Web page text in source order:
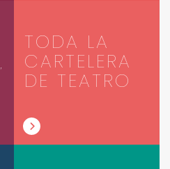
TODA LA
CARTELERA
DE TEATRO